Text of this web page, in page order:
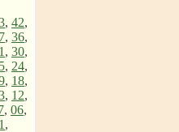
, 42,
, 36,
, 30,
, 24,
, 18,
, 12,
, 06,
,